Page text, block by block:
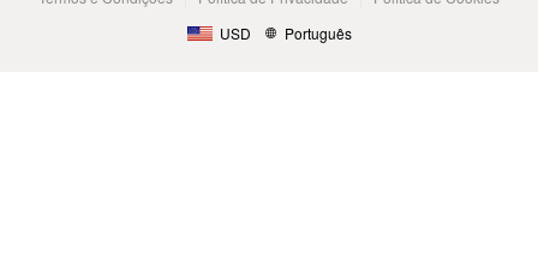
USD
Português